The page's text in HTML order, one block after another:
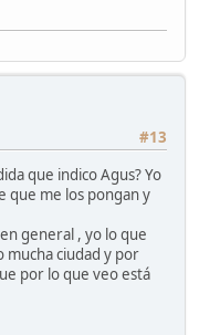
#13
que indico Agus? Yo
que me los pongan y
general , yo lo que
mucha ciudad y por
por lo que veo está